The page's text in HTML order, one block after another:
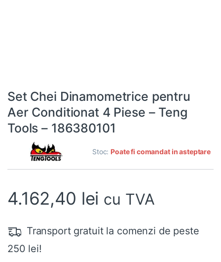
Set Chei Dinamometrice pentru
Aer Conditionat 4 Piese – Teng
Tools – 186380101
Stoc: Poate fi comandat in asteptare
4.162,40 lei cu TVA
Transport gratuit la comenzi de peste
250 lei!